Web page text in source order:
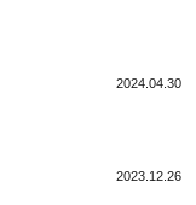
2024.04.30
2023.12.26